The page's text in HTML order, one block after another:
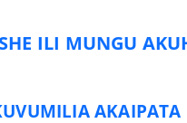
ILI MUNGU